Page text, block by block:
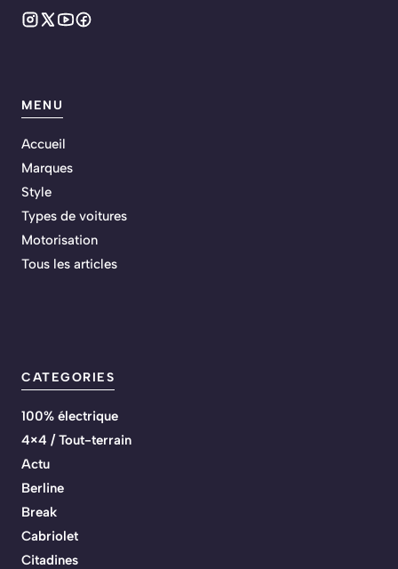
MENU
Accueil
Marques
Style
Types de voitures
Motorisation
Tous les articles
CATEGORIES
100% électrique
4×4 / Tout-terrain
Actu
Berline
Break
Cabriolet
Citadines